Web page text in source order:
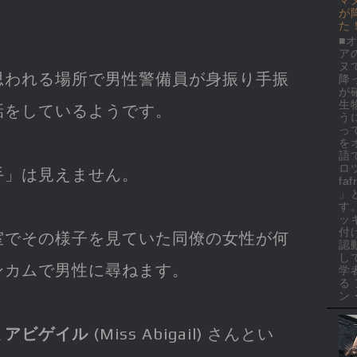
れる場所で男性警備員が身振り手振
しているようです。
は見えません。
その様子を見ていた同僚の女性が何
ムで男性に尋ねます。
アビゲイル (Miss Abigail) さんとい
が
た
■
ア
ヌ
降
が
生
う
っ
を
語
ロ
」
す
ッ
付
認
し
学
る
ン